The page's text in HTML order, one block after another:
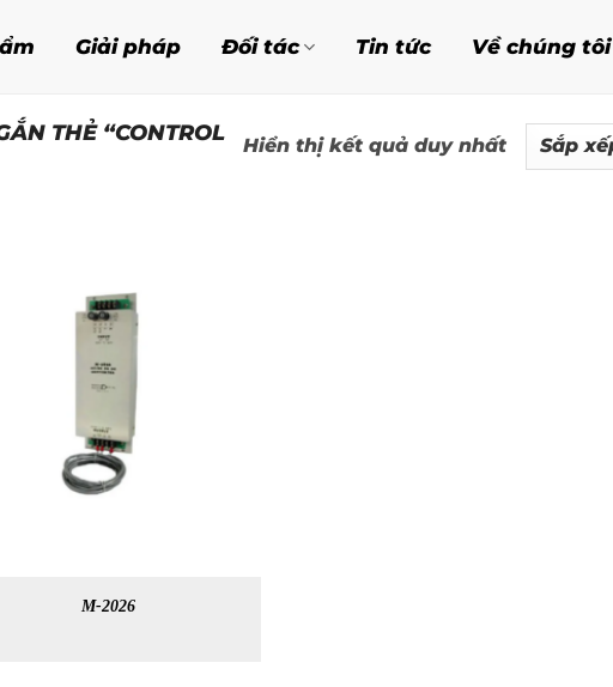
Giải pháp Đối tác Tin tức Về chúng tôi
THẺ “CONTROL
Hiển thị kết quả duy nhất
M-2026